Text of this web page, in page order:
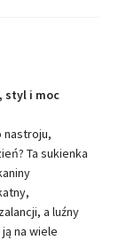
styl i moc
nastroju,
Ta sukienka
a luźny
na wiele